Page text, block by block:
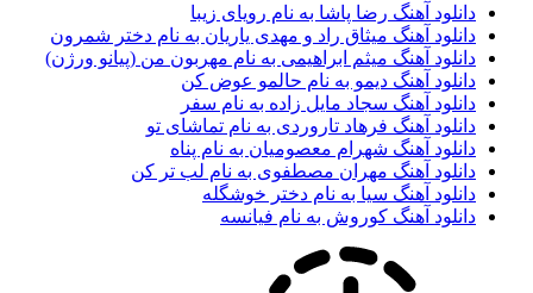
دانلود آهنگ رضا پاشا به نام رویای زیبا
دانلود آهنگ میثاق راد و مهدی یاریان به نام دختر شمرون
دانلود آهنگ میثم ابراهیمی به نام مهربون من (پیانو ورژن)
دانلود آهنگ دیمو به نام حالمو عوض کن
دانلود آهنگ سجاد مایل زاده به نام سفر
دانلود آهنگ فرهاد تاروردی به نام تماشای تو
دانلود آهنگ شهرام معصومیان به نام پناه
دانلود آهنگ مهران مصطفوی به نام لب تر کن
دانلود آهنگ سیا به نام دختر خوشگله
دانلود آهنگ کوروش به نام فیانسه